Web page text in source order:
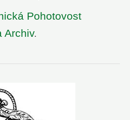
Pohotovost
Archiv.